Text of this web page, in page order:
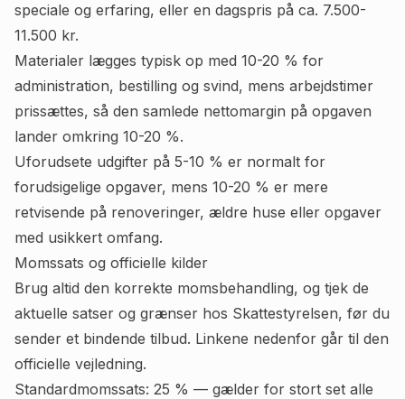
speciale og erfaring, eller en dagspris på ca. 7.500-
11.500 kr.
Materialer lægges typisk op med 10-20 % for
administration, bestilling og svind, mens arbejdstimer
prissættes, så den samlede nettomargin på opgaven
lander omkring 10-20 %.
Uforudsete udgifter på 5-10 % er normalt for
forudsigelige opgaver, mens 10-20 % er mere
retvisende på renoveringer, ældre huse eller opgaver
med usikkert omfang.
Momssats og officielle kilder
Brug altid den korrekte momsbehandling, og tjek de
aktuelle satser og grænser hos Skattestyrelsen, før du
sender et bindende tilbud. Linkene nedenfor går til den
officielle vejledning.
Standardmomssats: 25 % — gælder for stort set alle